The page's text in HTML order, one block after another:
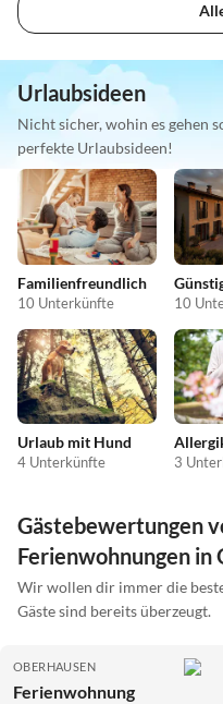
Urlaubsideen
Nicht sicher, wohin es gehen
perfekte Urlaubsideen!
Familienfreundlich
10 Unterkünfte 10
Urlaub mit Hund
4 Unterkünfte 3
Gästebewertungen
Ferienwohnungen in
Wir wollen dir immer die
Gäste sind bereits überzeugt.
OBERHAUSEN
Ferienwohnung